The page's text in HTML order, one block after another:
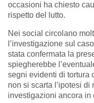
occasioni ha chiesto
rispetto del lutto.
Nei social circolano
l’investigazione sul
stata confermata la
spiegherebbe
segni evidenti di tortura
non si scarta l’ipotesi
investigazioni ancora in